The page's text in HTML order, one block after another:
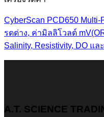
CyberScan PCD650
รดด่าง, ค่ามิลลิโวลต์
Salinity, Resistivity, DO แ
A.T. SCIENCE